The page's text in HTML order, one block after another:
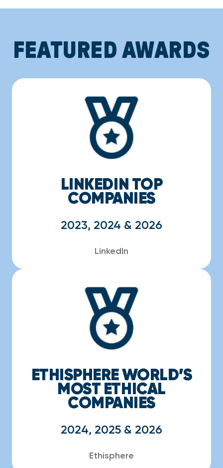
FEATURED AWARDS
LINKEDIN TOP
COMPANIES
2023, 2024 & 2026
LinkedIn
ETHISPHERE WORLD’S
MOST ETHICAL
COMPANIES
2024, 2025 & 2026
Ethisphere